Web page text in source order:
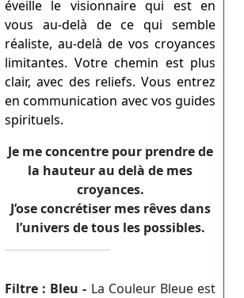
éveille le visionnaire qui est en
vous au-delà de ce qui semble
réaliste, au-delà de vos croyances
limitantes. Votre chemin est plus
clair, avec des reliefs. Vous entrez
en communication avec vos guides
spirituels.
Je me concentre pour prendre de
la hauteur au delà de mes
croyances.
J’ose concrétiser mes rêves dans
l’univers de tous les possibles.
Filtre : Bleu - La Couleur Bleue est